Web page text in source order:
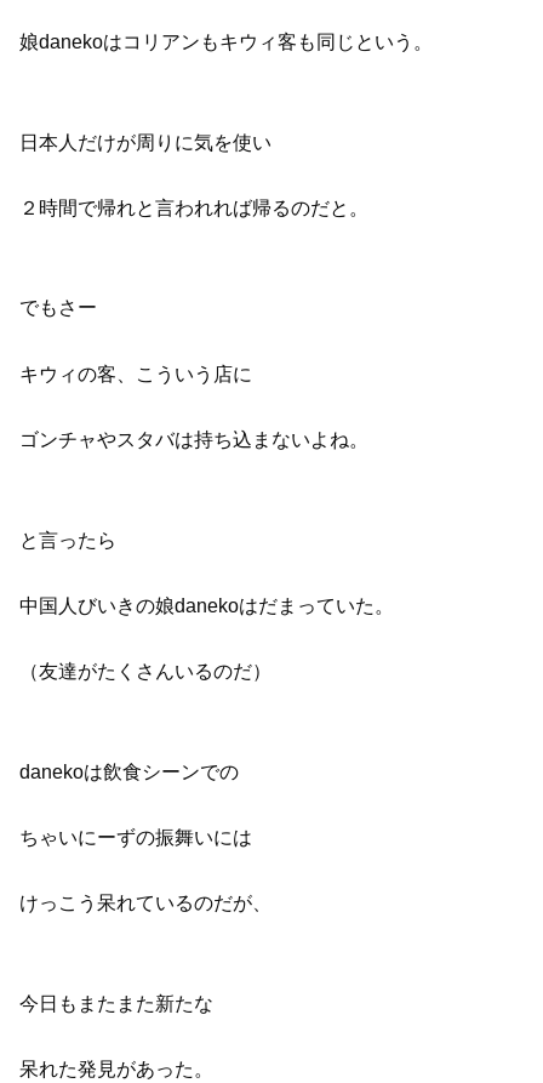
娘danekoはコリアンもキウィ客も同じという。
日本人だけが周りに気を使い
２時間で帰れと言われれば帰るのだと。
でもさー
キウィの客、こういう店に
ゴンチャやスタバは持ち込まないよね。
と言ったら
中国人びいきの娘danekoはだまっていた。
（友達がたくさんいるのだ）
danekoは飲食シーンでの
ちゃいにーずの振舞いには
けっこう呆れているのだが、
今日もまたまた新たな
呆れた発見があった。